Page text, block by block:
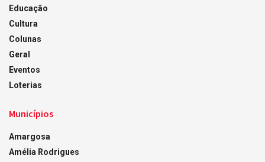
Educação
Cultura
Colunas
Geral
Eventos
Loterias
Municípios
Amargosa
Amélia Rodrigues